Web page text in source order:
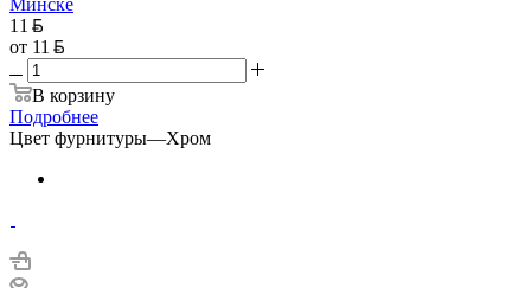
11
от 11
В корзину
Подробнее
Цвет фурнитуры—Хром